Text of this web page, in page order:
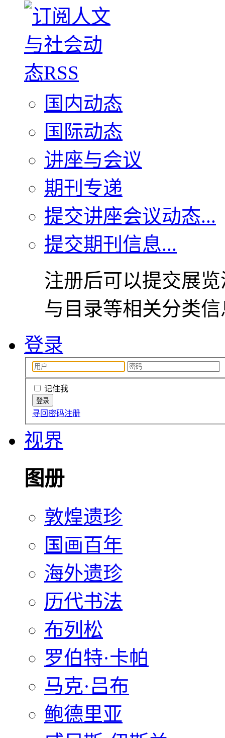
国内动态
国际动态
讲座与会议
期刊专递
提交讲座会议动态...
提交期刊信息...
注册后可以提交展
与目录等相关分类
登录
记住我
寻回密码注册
视界
图册
敦煌遗珍
国画百年
海外遗珍
历代书法
布列松
罗伯特·卡帕
马克·吕布
鲍德里亚